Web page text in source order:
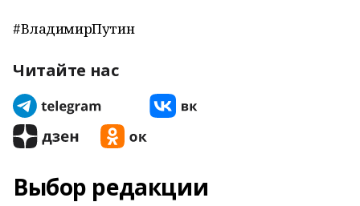
#ВладимирПутин
Читайте нас
Выбор редакции